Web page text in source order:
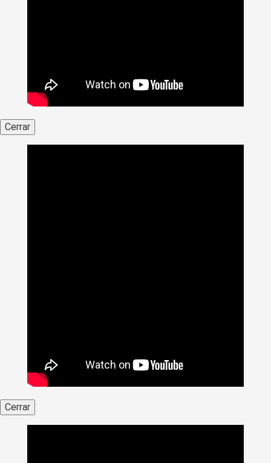
Cerrar
Cerrar